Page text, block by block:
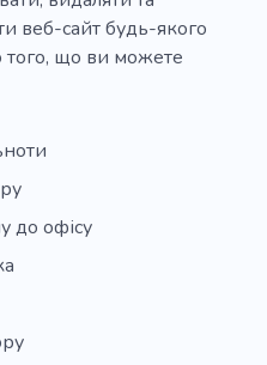
веб-сайт будь-якого
того, що ви можете
до офісу